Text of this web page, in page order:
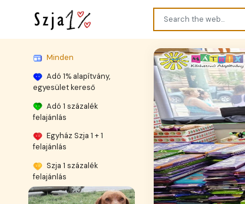
Minden
Adó 1% alapítvány,
egyesület kereső
Adó 1 százalék
felajánlás
Egyház Szja 1 + 1
felajánlás
Szja 1 százalék
felajánlás
Previous